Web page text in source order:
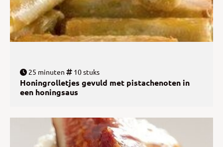
25 minuten 10 stuks
Honingrolletjes gevuld met pistachenoten in
een honingsaus